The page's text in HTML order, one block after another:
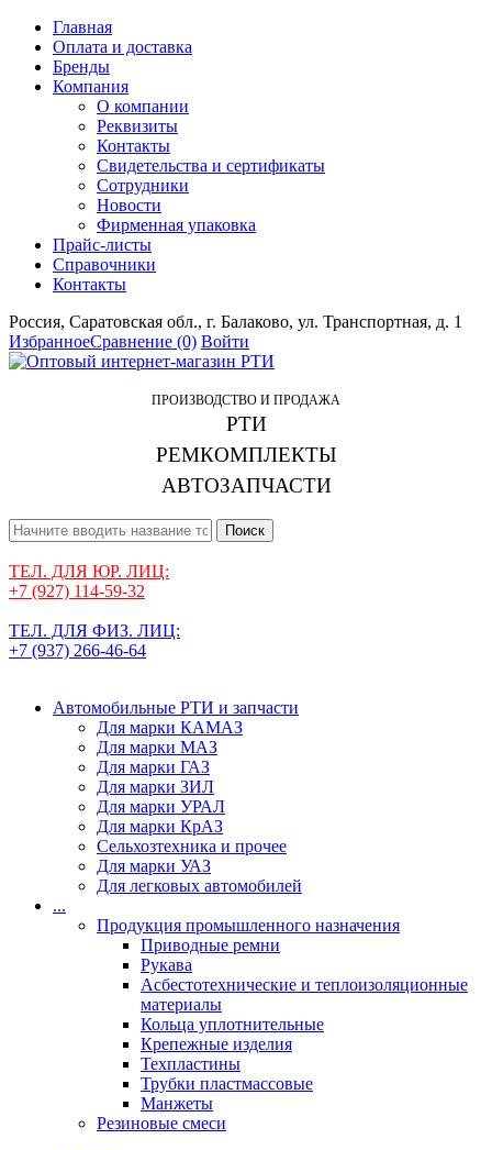
Главная
Оплата и доставка
Бренды
Компания
О компании
Реквизиты
Контакты
Свидетельства и сертификаты
Сотрудники
Новости
Фирменная упаковка
Прайс-листы
Справочники
Контакты
Россия, Саратовская обл., г. Балаково, ул. Транспортная, д. 1
ИзбранноеСравнение (0) Войти
ПРОИЗВОДСТВО И ПРОДАЖА
РТИ
РЕМКОМПЛЕКТЫ
АВТОЗАПЧАСТИ
Поиск
ТЕЛ. ДЛЯ ЮР. ЛИЦ:
+7 (927) 114-59-32
ТЕЛ. ДЛЯ ФИЗ. ЛИЦ:
+7 (937) 266-46-64
Автомобильные РТИ и запчасти
Для марки КАМАЗ
Для марки МАЗ
Для марки ГАЗ
Для марки ЗИЛ
Для марки УРАЛ
Для марки КрАЗ
Сельхозтехника и прочее
Для марки УАЗ
Для легковых автомобилей
...
Продукция промышленного назначения
Приводные ремни
Рукава
Асбестотехнические и теплоизоляционные
материалы
Кольца уплотнительные
Крепежные изделия
Техпластины
Трубки пластмассовые
Манжеты
Резиновые смеси